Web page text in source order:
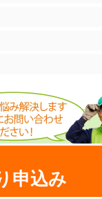
申込み